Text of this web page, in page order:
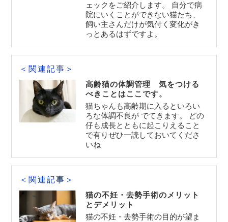
ェックをご紹介します。 自分で病
院にいくことができない猫たち、
飼い主さんだけが気付く変化がき
っとあるはずですよ。
＜関連記事＞
高齢猫の体調管理 気をつける
べきことはここです。
猫ちゃんも高齢期に入るといろい
ろな体調不良が でてきます。 どの
仔も成長とともに起こりえること
で有りぜひ一読しておいてくださ
いね
＜関連記事＞
猫の不妊・去勢手術のメリット
とデメリット
猫の不妊・去勢手術の目的が望ま